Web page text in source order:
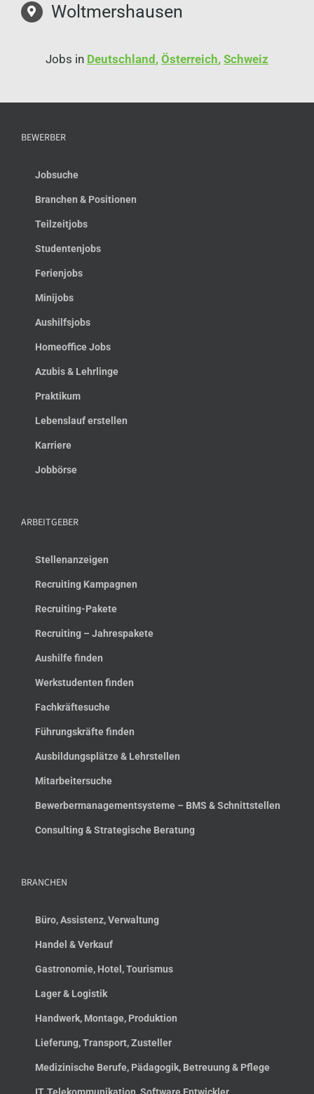
Woltmershausen
Jobs in Deutschland, Österreich, Schweiz
BEWERBER
Jobsuche
Branchen & Positionen
Teilzeitjobs
Studentenjobs
Ferienjobs
Minijobs
Aushilfsjobs
Homeoffice Jobs
Azubis & Lehrlinge
Praktikum
Lebenslauf erstellen
Karriere
Jobbörse
ARBEITGEBER
Stellenanzeigen
Recruiting Kampagnen
Recruiting-Pakete
Recruiting – Jahrespakete
Aushilfe finden
Werkstudenten finden
Fachkräftesuche
Führungskräfte finden
Ausbildungsplätze & Lehrstellen
Mitarbeitersuche
Bewerbermanagementsysteme – BMS & Schnittstellen
Consulting & Strategische Beratung
BRANCHEN
Büro, Assistenz, Verwaltung
Handel & Verkauf
Gastronomie, Hotel, Tourismus
Lager & Logistik
Handwerk, Montage, Produktion
Lieferung, Transport, Zusteller
Medizinische Berufe, Pädagogik, Betreuung & Pflege